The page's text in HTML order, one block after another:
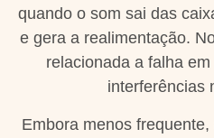
quando o som sai das
e gera a realimentação.
relacionada a falha
interferências
Embora menos